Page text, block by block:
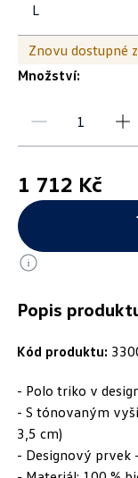
Popis
Kód produktu:
- Polo triko v
- S tónovaným
3,5 cm)
- Designový prvek
L
Znovu dostupné
Množství:
1 712 Kč